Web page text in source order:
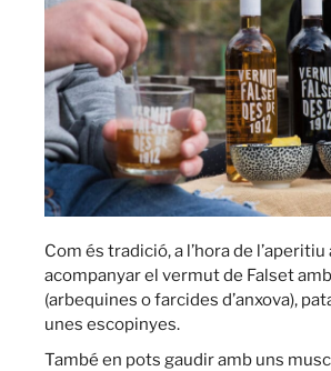
Com és tradició, a l’hora de
acompanyar el vermut de Falset
(arbequines o farcides d’anxova),
unes escopinyes.
També en pots gaudir amb uns